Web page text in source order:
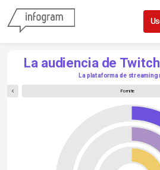
Skip to
La audiencia de
La plataforma de streaming
Fornite